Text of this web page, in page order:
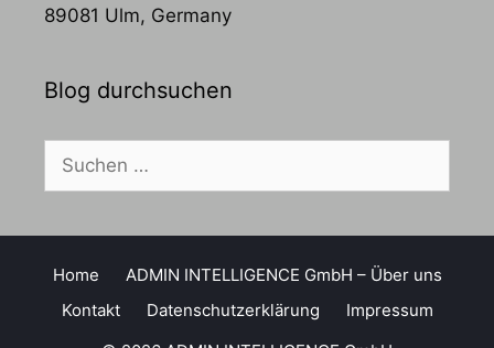
89081 Ulm, Germany
Blog durchsuchen
nach:
Home
ADMIN INTELLIGENCE GmbH – Über uns
Kontakt
Datenschutzerklärung
Impressum